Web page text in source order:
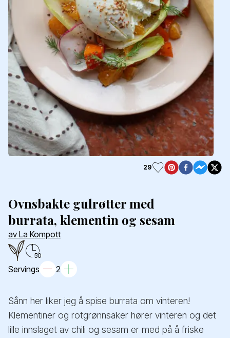
Ovnsbakte gulrøtter med
burrata, klementin og sesam
av La Kompott
50
Servings 2
29
Sånn her liker jeg å spise burrata om vinteren!
Klementiner og rotgrønnsaker hører vinteren og det
lille innslaget av chili og sesam er med på å friske